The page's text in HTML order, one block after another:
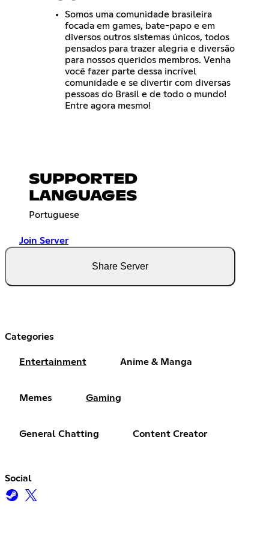
Somos uma comunidade brasileira
focada em games, bate-papo e em
diversos outros sistemas únicos, todos
pensados para trazer alegria e diversão
para nossos queridos membros. Venha
você fazer parte dessa incrível
comunidade e se divertir com diversas
pessoas do Brasil e de todo o mundo!
Entre agora mesmo!
SUPPORTED
LANGUAGES
Portuguese
Join Server
Share Server
Categories
Entertainment Anime & Manga
Memes Gaming
General Chatting Content Creator
Social